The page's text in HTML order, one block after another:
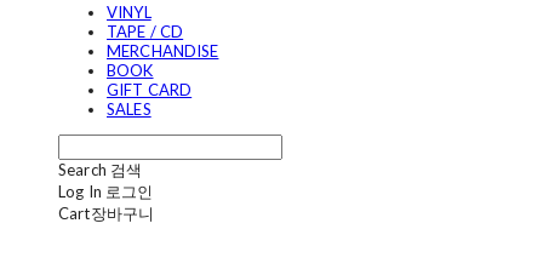
VINYL
TAPE / CD
MERCHANDISE
BOOK
GIFT CARD
SALES
Search 검색
Log In 로그인
Cart장바구니